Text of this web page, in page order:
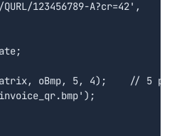
123456789-A?cr=42',
oBmp, 5, 4);    // 5